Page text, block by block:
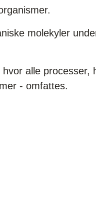
molekyler
alle processer,
- omfattes.